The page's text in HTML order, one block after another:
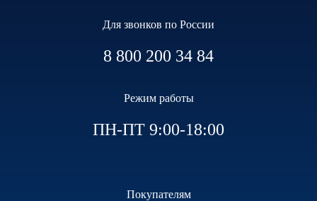
Для звонков по России
8 800 200 34 84
Режим работы
ПН-ПТ 9:00-18:00
Покупателям